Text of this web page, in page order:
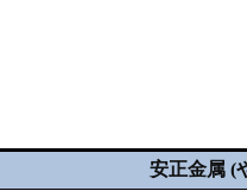
安正金属 (